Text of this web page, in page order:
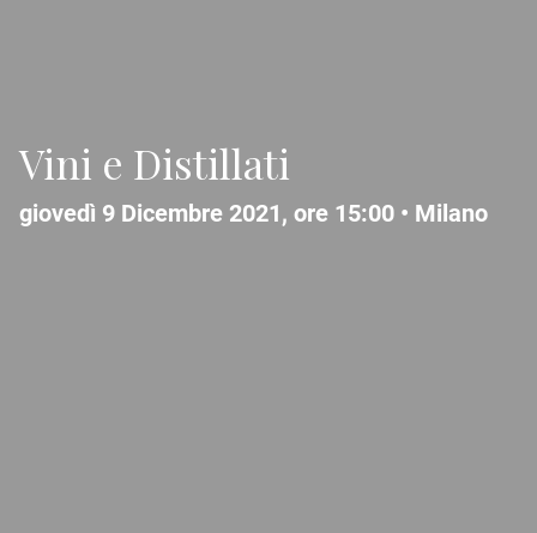
Vini e Distillati
giovedì 9 Dicembre 2021, ore 15:00 • Milano